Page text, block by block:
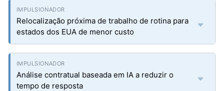
Relocalização próxima de trabalho de rotina para
estados dos EUA de menor custo
Análise contratual baseada em IA a reduzir o
tempo de resposta